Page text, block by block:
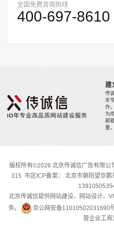
全国免费咨询热线
400-697-8610
建
传
年
作
为
邮
量
版权所有©2026 北京传诚信广告有限公
315 市区ICP备案： 北京市朝阳望京
北京传诚信提供网站建设、网站设计、
务。
京公网安备11010502031690
营企业工商